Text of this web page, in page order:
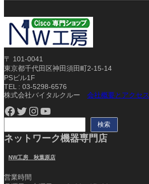
〒 101-0041
東京都千代田区神田須田町2-15-14
PSビル1F
TEL : 03-5298-6576
株式会社バイタルクルー 会社概要とアクセス
Facebook Twitter Instagram YouTube
索
検索
ネットワーク機器専門店
NW工房 秋葉原店
営業時間